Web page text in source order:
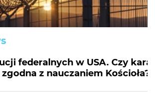
federalnych w USA. Czy kara
z nauczaniem Kościoła?